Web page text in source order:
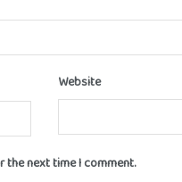
Website
the next time I comment.